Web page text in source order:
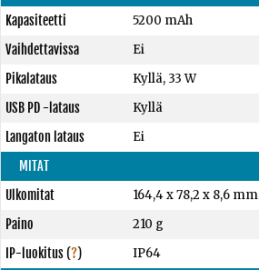
Kapasiteetti
5200 mAh
Vaihdettavissa
Ei
Pikalataus
Kyllä, 33 W
USB PD -lataus
Kyllä
Langaton lataus
Ei
MITAT
Ulkomitat
164,4 x 78,2 x 8,6 mm
Paino
210 g
IP-luokitus(?)
IP64